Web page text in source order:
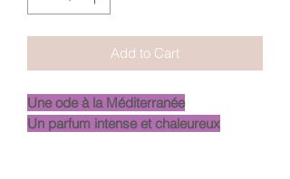
Add to Cart
Une ode à la Méditerranée
Un parfum intense et chaleureux